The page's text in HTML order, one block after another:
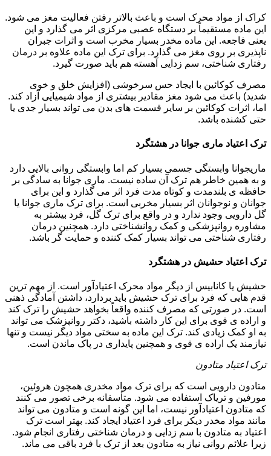
کراک از مواد محرک است و باعث بالاتر رفتن فعالیت مغز می شود.
این ماده مستقیماً بر دستگاه عصبی مرکزی اثر می گذارد و این
یعنی فاجعه. این ماده مخدر بسیار مخرب است و اثرات جبران
ناپذیری بر روی مغز می گذارد. برای ترک این ماده علاوه بر درمان
رفتاری شناختی، سم زدایی آهسته هم باید صورت گیرد.
مصرف کوکائین با ایجاد حس سرخوشی (افزایش خلق و خوی
شدید) باعث می شود مغز مقادیر بیشتری از مواد شیمیایی آزاد کند.
اما، اثرات کوکائین بر سایر قسمت های بدن می تواند بسیار جدی یا
حتی کشنده باشد.
ترک اعتیاد ماری جوانا در هشتگرد
ماریجوانا وابستگی جسمی بسیار کم اما وابستگی روانی بالایی دارد
و به همین خاطر هم ترک آن ساده نیست. ماری جوانا به سادگی بر
حافظه ی بلندمدت و کوتاه مدت فرد اثر می گذارد و این برای
جوانان و نوجوانان اثر بسیار مخربی است. برای ترک ماری جوانا یا
گل دارویی وجود ندارد و در واقع برای ترک گل، فرد بیشتر به
مشاوره روانپزشکی و کمک روانشناختی دارد. همچنین درمان
رفتاری شناختی می تواند بسیار کمک کننده و حمایت گر باشد.
ترک اعتیاد حشیش در هشتگرد
حشیش یا کانابیس از دیگر مواد محرک اعتیادآور است. از مهم ترین
قدم هایی که فرد برای ترک حشیش باید بردارد، داشتن آمادگی ذهنی
است. در صورتی که مصرف کننده واقعاً بخواهد حشیش را ترک کند
و اراده ی قوی برای این کار داشته باشید، دکتر روانپزشک می تواند
به او کمک زیادی کند. ترک این ماده به سختی مواد دیگر نیست و تنها
نیازمند یک اراده ی قوی و همچنین پایداری در پاک ماندن است.
ترک اعتیاد متادون
متادون دارویی است که برای ترک مواد مخدری همچون هروئین،
مورفین و تریاک استفاده می شود. متأسفانه برخی تصور می کنند
که متادون اعتیادآور نیست، اما این گونه است و متادون می تواند
مانند مواد مخدر دیکر برای فرد اعتیاد ایجاد کند. بهتر است ترک
اعتیاد به متادون با سم زدایی و درمان شناختی رفتاری انجام شود.
زیرا علائم روانی نیاز به متادون بعد از ترک با فرد باقی می ماند.